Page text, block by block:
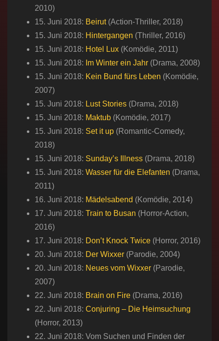
2010)
15. Juni 2018: Beirut(Action-Thriller, 2018)
15. Juni 2018: Hintergangen (Thriller, 2016)
15. Juni 2018: Hotel Lux (Komödie, 2011)
15. Juni 2018: Im Winter ein Jahr (Drama, 2008)
15. Juni 2018: Kein Bund fürs Leben (Komödie,
2007)
15. Juni 2018: Lust Stories (Drama, 2018)
15. Juni 2018: Maktub (Komödie, 2017)
15. Juni 2018: Set it up (Romantic-Comedy,
2018)
15. Juni 2018: Sunday’s Illness (Drama, 2018)
15. Juni 2018: Wasser für die Elefanten (Drama,
2011)
16. Juni 2018: Mädelsabend (Komödie, 2014)
17. Juni 2018: Train to Busan (Horror-Action,
2016)
17. Juni 2018: Don’t Knock Twice (Horror, 2016)
20. Juni 2018: Der Wixxer (Parodie, 2004)
20. Juni 2018: Neues vom Wixxer (Parodie,
2007)
22. Juni 2018: Brain on Fire (Drama, 2016)
22. Juni 2018: Conjuring – Die Heimsuchung
(Horror, 2013)
22. Juni 2018: Vom Suchen und Finden der